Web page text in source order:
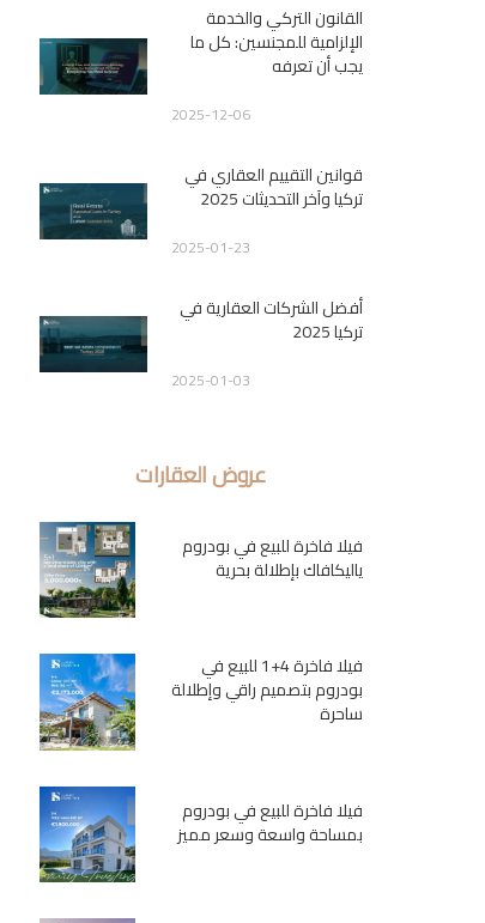
القانون التركي والخدمة
الإلزامية للمجنسين: كل ما
يجب أن تعرفه
2025-12-06
قوانين التقييم العقاري في
تركيا وآخر التحديثات 2025
2025-01-23
أفضل الشركات العقارية في
تركيا 2025
2025-01-03
عروض العقارات
فيلا فاخرة للبيع في بودروم
ياليكافاك بإطلالة بحرية
فيلا فاخرة 4+1 للبيع في
بودروم بتصميم راقي وإطلالة
ساحرة
فيلا فاخرة للبيع في بودروم
بمساحة واسعة وسعر مميز